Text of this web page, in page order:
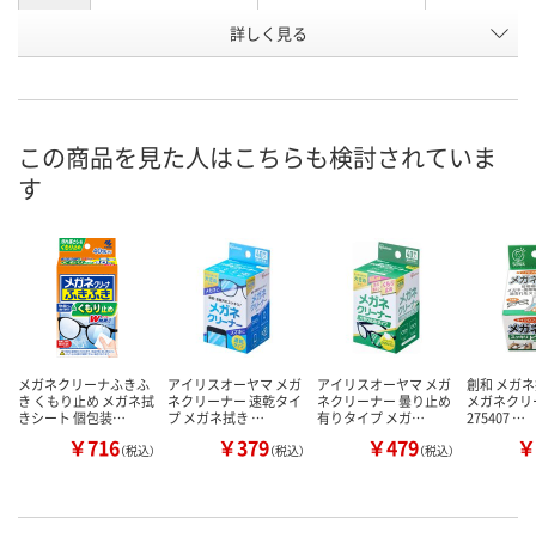
X628389 EX62100
お届け日 8月11日（火）
ご注文後、お届けに
ついてご連絡いたし
8月11日（火）
数量
カゴへ カゴへ カ
詳しく見る
この商品を見た人はこちらも検討されていま
す
メガネクリーナふきふ
き くもり止め メガネ拭
きシート 個包装…
￥716（税込）
アイリスオーヤマ メガ
ネクリーナー 速乾タイ
プ メガネ拭き …
￥379（税込）
アイリスオーヤマ メガ
ネクリーナー 曇り止め
有りタイプ メガ…
￥479（税込）
創和 メガ
メガネク
275407 …